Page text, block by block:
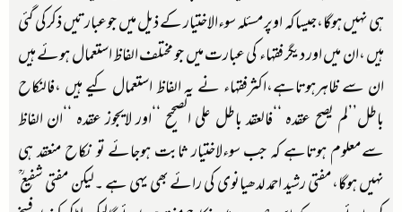
ہی نہیں ہوگا،جیساکہ اوپرمسئلہ سوءالاختیار کے ذیل میں جوعبارتیں ذکرکی گئی
ہیں ،ان میں اور دیگر فقہاء کی عبارت میں جو مختلف الفاظ استعمال ہوئے ہیں
ان سے ظاہرہوتاہے،اکثرفقہاء نے یہ الفاظ استعمال کیے ہیں ،فالنکاح
باطل’’لم یصح عقدہ ‘‘فالعقد باطل علی الصحیح ‘‘اور لایجوز عقدہ ‘‘ان الفاظ
سےمعلوم ہوتاہے کہ جب سوءلاختیار ثابت ہوجائے تو نکاح منعقد ہی
نہیں ہوگا،مفتی رشید احمد لدھیانوی کی رائے بھی یہی ہے ۔لیکن مفتی شفیع ؒ